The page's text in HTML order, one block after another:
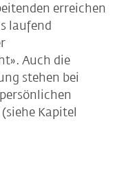
erreichen
laufend
Auch die
stehen bei
Kapitel